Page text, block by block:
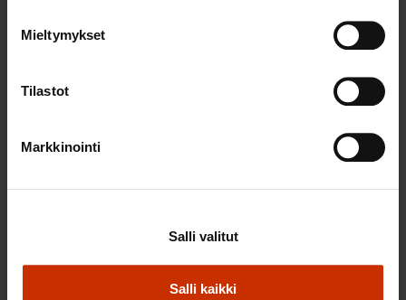
Mieltymykset
Tilastot
Markkinointi
Salli kaikki
Salli valitut
Elisa Väänänen on valittu SAK:n